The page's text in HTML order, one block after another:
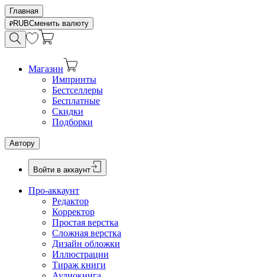
Главная
RUBСменить валюту
Магазин
Импринты
Бестселлеры
Бесплатные
Скидки
Подборки
Автору
Войти в аккаунт
Про-аккаунт
Редактор
Корректор
Простая верстка
Сложная верстка
Дизайн обложки
Иллюстрации
Тираж книги